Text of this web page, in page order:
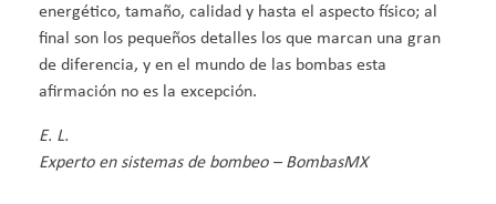
energético, tamaño, calidad y hasta el aspecto físico; al
final son los pequeños detalles los que marcan una gran
de diferencia, y en el mundo de las bombas esta
afirmación no es la excepción.
E. L.
Experto en sistemas de bombeo – BombasMX